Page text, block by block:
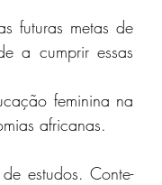
futuras metas de
a cumprir essas
feminina na
africanas.
estudos. Conte-